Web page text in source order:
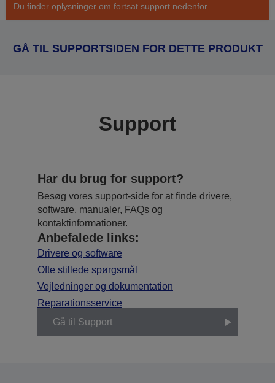
Du finder oplysninger om fortsat support nedenfor.
GÅ TIL SUPPORTSIDEN FOR DETTE PRODUKT
Support
Har du brug for support?
Besøg vores support-side for at finde drivere,
software, manualer, FAQs og
kontaktinformationer.
Anbefalede links:
Drivere og software
Ofte stillede spørgsmål
Vejledninger og dokumentation
Reparationsservice
Gå til Support